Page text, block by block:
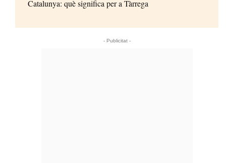
Catalunya: què significa per a Tàrrega
- Publicitat -